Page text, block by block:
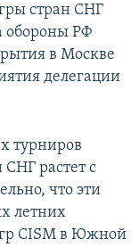
стран СНГ
обороны РФ
в Москве
делегации
турниров
растет с
что эти
летних
CISM в Южной